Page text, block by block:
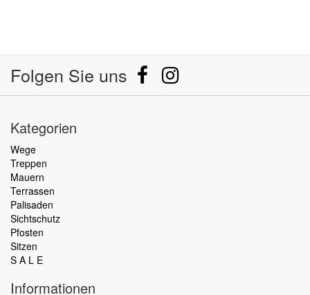
Folgen Sie uns
Kategorien
Wege
Treppen
Mauern
Terrassen
Palisaden
Sichtschutz
Pfosten
Sitzen
S A L E
Informationen